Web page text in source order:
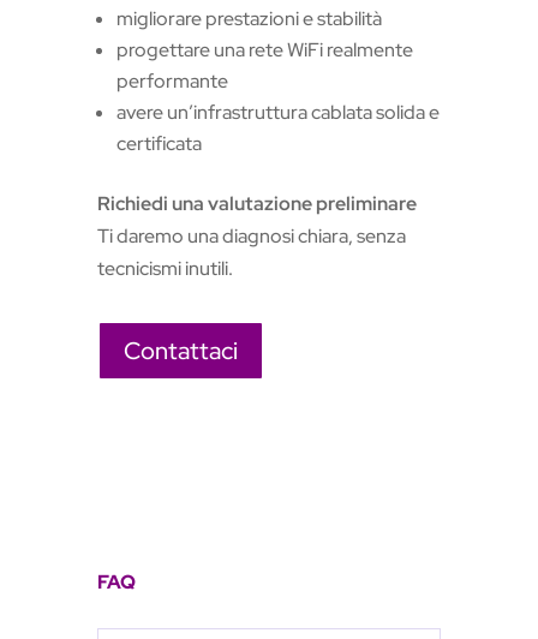
migliorare prestazioni e stabilità
progettare una rete WiFi realmente
performante
avere un’infrastruttura cablata solida e
certificata
Richiedi una valutazione preliminare
Ti daremo una diagnosi chiara, senza
tecnicismi inutili.
Contattaci
FAQ